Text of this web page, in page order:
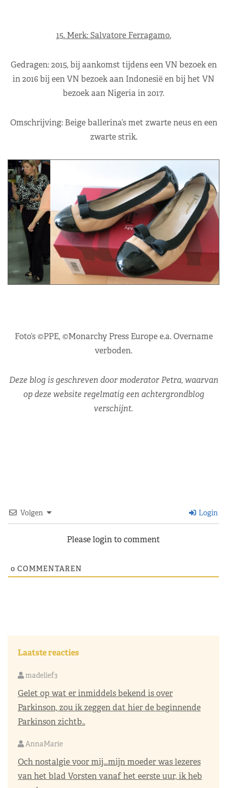
15. Merk: Salvatore Ferragamo.
Gedragen: 2015, bij aankomst tijdens een VN bezoek en
in 2016 bij een VN bezoek aan Indonesië en bij het VN
bezoek aan Nigeria in 2017.
Omschrijving: Beige ballerina’s met zwarte neus en een
zwarte strik.
Foto’s ©PPE, ©Monarchy Press Europe e.a. Overname
verboden.
Deze blog is geschreven door moderator Petra, waarvan
op deze website regelmatig een achtergrondblog
verschijnt.
Volgen Login
Please login to comment
0 COMMENTAREN
Laatste reacties
madelief3
Gelet op wat er inmiddels bekend is over
Parkinson, zou ik zeggen dat hier de beginnende
Parkinson zichtb..
AnnaMarie
Och nostalgie voor mij…mijn moeder was lezeres
van het blad Vorsten vanaf het eerste uur, ik heb